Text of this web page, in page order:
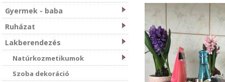
Gyermek - baba
Ruházat
Lakberendezés
Natúrkozmetikumok
Szoba dekoráció